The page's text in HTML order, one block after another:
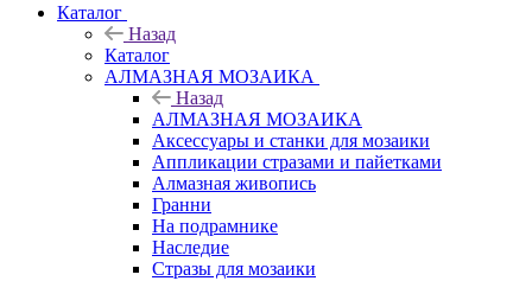
Каталог
Назад
Каталог
АЛМАЗНАЯ МОЗАИКА
Назад
АЛМАЗНАЯ МОЗАИКА
Аксессуары и станки для мозаики
Аппликации стразами и пайетками
Алмазная живопись
Гранни
На подрамнике
Наследие
Стразы для мозаики